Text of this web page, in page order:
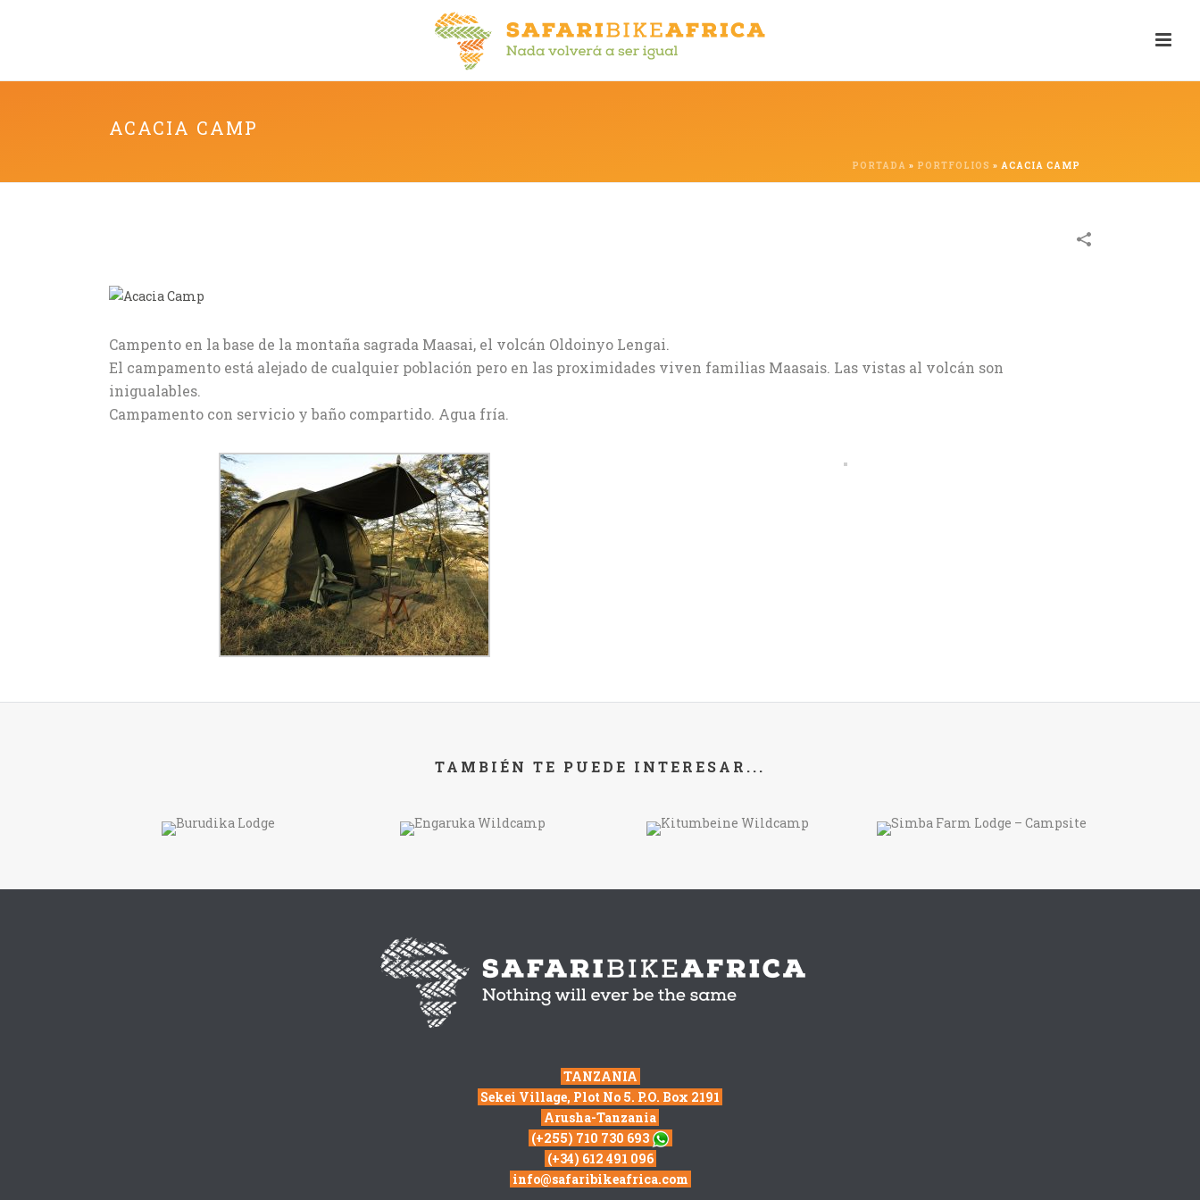
ACACIA CAMP
PORTADA » PORTFOLIOS » ACACIA CAMP
Campento en la base de la montaña sagrada Maasai, el volcán Oldoinyo Lengai.
El campamento está alejado de cualquier población pero en las proximidades viven familias Maasais. Las vistas al volcán son
inigualables.
Campamento con servicio y baño compartido. Agua fría.
TAMBIÉN TE PUEDE INTERESAR...
TANZANIA
Sekei Village, Plot No 5. P.O. Box 2191
Arusha-Tanzania
(+255) 710 730 693
(+34) 612 491 096
info@safaribikeafrica.com